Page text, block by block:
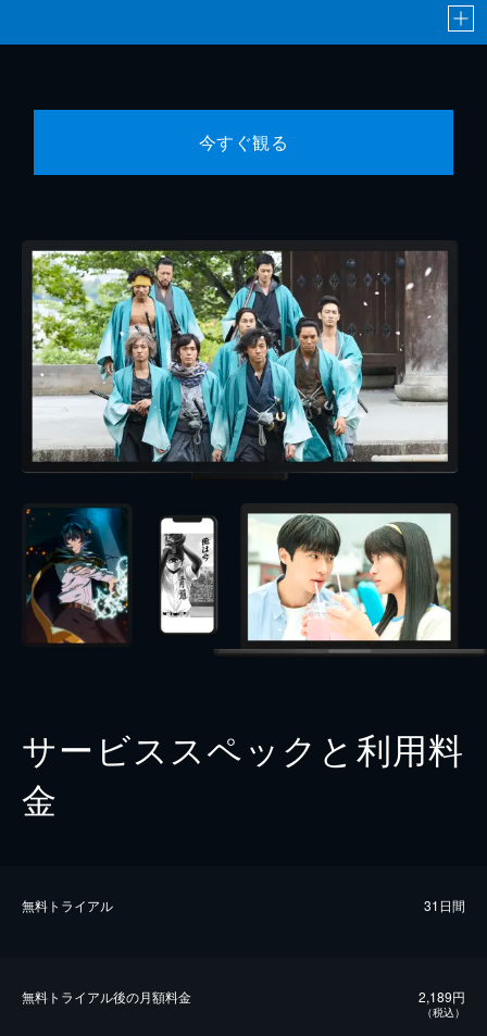
今すぐ観る
サービススペックと利用料
金
無料トライアル 31日間
無料トライアル後の⽉額料金 2,189円
（税込）